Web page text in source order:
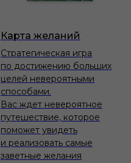
Карта желаний
Стратегическая игра
по достижению больших
целей невероятными
способами.
Вас ждет невероятное
путешествие, которое
поможет увидеть
и реализовать самые
заветные желания